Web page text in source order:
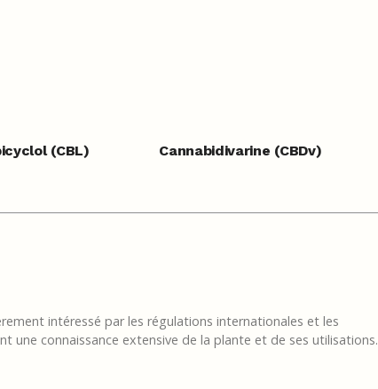
(CBL) Cannabidivarine (CBDv)
intéressé par les régulations internationales et les
une connaissance extensive de la plante et de ses utilisations.